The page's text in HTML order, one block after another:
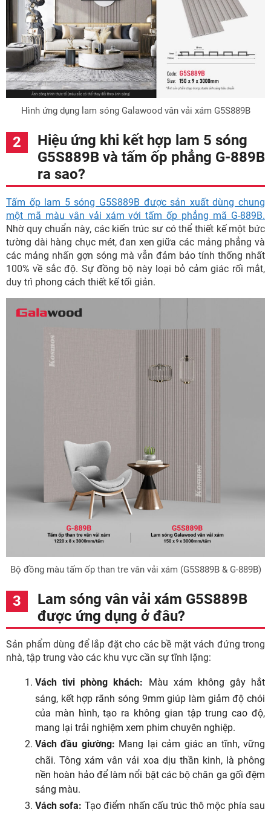
Hình ứng dụng lam sóng Galawood vân vải xám G5S889B
Hiệu ứng khi kết hợp lam 5 sóng
G5S889B và tấm ốp phẳng G-889B
ra sao?
Tấm ốp lam 5 sóng G5S889B được sản xuất dùng chung
một mã màu vân vải xám với tấm ốp phẳng mã G-889B.
Nhờ quy chuẩn này, các kiến trúc sư có thể thiết kế một bức
tường dài hàng chục mét, đan xen giữa các mảng phẳng và
các mảng nhấn gợn sóng mà vẫn đảm bảo tính thống nhất
100% về sắc độ. Sự đồng bộ này loại bỏ cảm giác rối mắt,
duy trì phong cách thiết kế tối giản.
Bộ đồng màu tấm ốp than tre vân vải xám (G5S889B & G-889B)
Lam sóng vân vải xám G5S889B
được ứng dụng ở đâu?
Sản phẩm dùng để lắp đặt cho các bề mặt vách đứng trong
nhà, tập trung vào các khu vực cần sự tĩnh lặng:
Vách tivi phòng khách: Màu xám không gây hắt
sáng, kết hợp rãnh sóng 9mm giúp làm giảm độ chói
của màn hình, tạo ra không gian tập trung cao độ,
mang lại trải nghiệm xem phim chuyên nghiệp.
Vách đầu giường: Mang lại cảm giác an tĩnh, vững
chãi. Tông xám vân vải xoa dịu thần kinh, là phông
nền hoàn hảo để làm nổi bật các bộ chăn ga gối đệm
sáng màu.
Vách sofa: Tạo điểm nhấn cấu trúc thô mộc phía sau